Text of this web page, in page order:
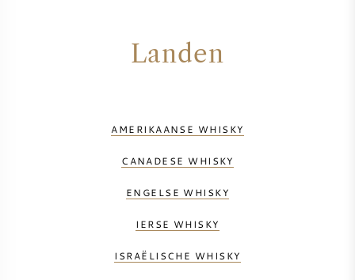
Landen
AMERIKAANSE WHISKY
CANADESE WHISKY
ENGELSE WHISKY
IERSE WHISKY
ISRAËLISCHE WHISKY